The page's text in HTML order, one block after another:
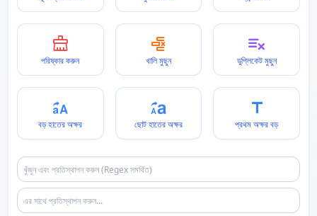
পরিষ্কার করুন খালি মুছুন ডুপ্লিকেট মুছুন
বড় হাতের অক্ষর ছোট হাতের অক্ষর প্রথম অক্ষর বড়